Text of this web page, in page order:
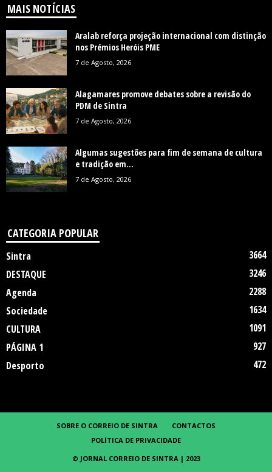
MAIS NOTÍCIAS
Aralab reforça projeção internacional com distinção
nos Prémios Heróis PME
7 de Agosto, 2026
Alagamares promove debates sobre a revisão do
PDM de Sintra
7 de Agosto, 2026
Algumas sugestões para fim de semana de cultura
e tradição em...
7 de Agosto, 2026
CATEGORIA POPULAR
Sintra
3664
DESTAQUE
3246
Agenda
2288
Sociedade
1634
CULTURA
1091
PÁGINA 1
927
Desporto
472
SOBRE O CORREIO DE SINTRA
CONTACTOS
POLÍTICA DE PRIVACIDADE
© JORNAL CORREIO DE SINTRA | 2023